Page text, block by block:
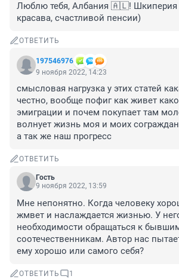
Люблю тебя, Албания 🇦🇱!
красава, счастливой пенсии)
ОТВЕТИТЬ
197546976
9 ноября 2022, 14:23
смысловая нагрузка у этих статей
честно, вообще пофиг как живет
эмиграции и почем покупает там
волнует жизнь моя и моих
а так же наш прогресс
ОТВЕТИТЬ
Гость
9 ноября 2022, 13:59
Мне непонятно. Когда человеку
жмвет и наслаждается жизнью. У
необходимости обращаться к
соотечественникам. Автор нас
ему хорошо или самого себя?
ОТВЕТИТЬ 1